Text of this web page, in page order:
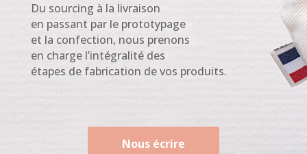
Du sourcing à la livraison
en passant par le prototypage
et la confection, nous prenons
en charge l’intégralité des
étapes de fabrication de vos produits.
Nous écrire